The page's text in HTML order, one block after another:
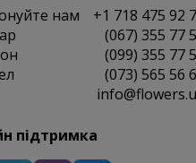
нам
+1 718 475 92
(067) 355 77
(099) 355 77
(073) 565 56
підтримка